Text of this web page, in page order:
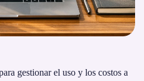
gestionar el uso y los costos a